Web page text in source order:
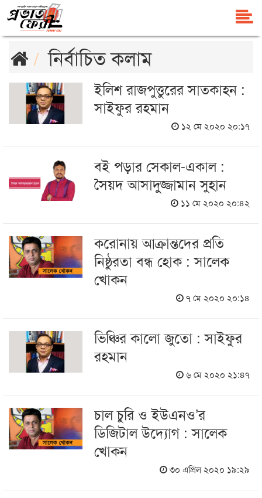
নির্বাচিত কলাম
ইলিশ রাজপুত্তুরের সাতকাহন :
সাইফুর রহমান
১২ মে ২০২০ ২০:১৭
বই পড়ার সেকাল-একাল :
সৈয়দ আসাদুজ্জামান সুহান
১১ মে ২০২০ ২০:৪২
করোনায় আক্রান্তদের প্রতি
নিষ্ঠুরতা বন্ধ হোক : সালেক
খোকন
৭ মে ২০২০ ২০:১৪
ভিঞ্চির কালো জুতো : সাইফুর
রহমান
৬ মে ২০২০ ২১:৪৭
চাল চুরি ও ইউএনও’র
ডিজিটাল উদ্যোগ : সালেক
খোকন
৩০ এপ্রিল ২০২০ ১৯:২৯